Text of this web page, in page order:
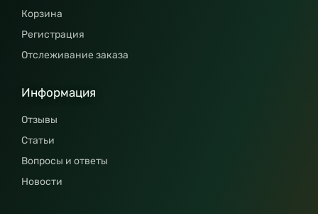
Корзина
Регистрация
Отслеживание заказа
Информация
Отзывы
Статьи
Вопросы и ответы
Новости